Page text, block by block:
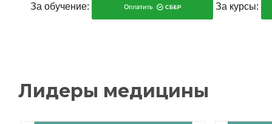
За обучение: За курсы: